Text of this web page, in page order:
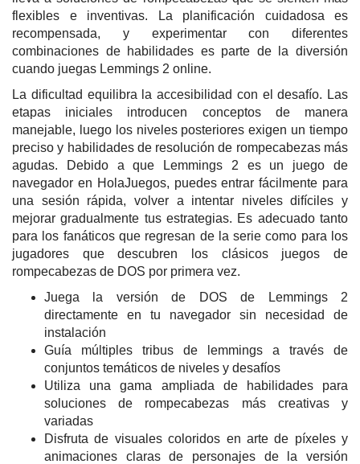
flexibles e inventivas. La planificación cuidadosa es
recompensada, y experimentar con diferentes
combinaciones de habilidades es parte de la diversión
cuando juegas Lemmings 2 online.
La dificultad equilibra la accesibilidad con el desafío. Las
etapas iniciales introducen conceptos de manera
manejable, luego los niveles posteriores exigen un tiempo
preciso y habilidades de resolución de rompecabezas más
agudas. Debido a que Lemmings 2 es un juego de
navegador en HolaJuegos, puedes entrar fácilmente para
una sesión rápida, volver a intentar niveles difíciles y
mejorar gradualmente tus estrategias. Es adecuado tanto
para los fanáticos que regresan de la serie como para los
jugadores que descubren los clásicos juegos de
rompecabezas de DOS por primera vez.
Juega la versión de DOS de Lemmings 2
directamente en tu navegador sin necesidad de
instalación
Guía múltiples tribus de lemmings a través de
conjuntos temáticos de niveles y desafíos
Utiliza una gama ampliada de habilidades para
soluciones de rompecabezas más creativas y
variadas
Disfruta de visuales coloridos en arte de píxeles y
animaciones claras de personajes de la versión